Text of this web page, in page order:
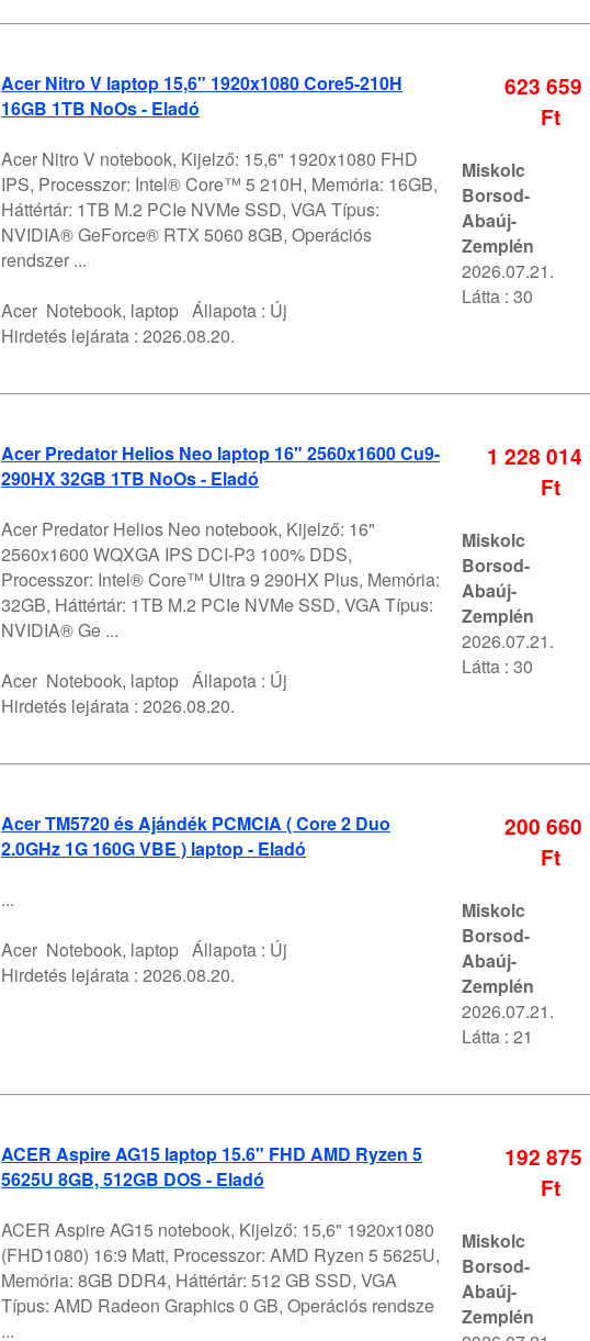
Acer Nitro V laptop 15,6" 1920x1080 Core5-210H
16GB 1TB NoOs - Eladó
Acer Nitro V notebook, Kijelző: 15,6" 1920x1080 FHD
IPS, Processzor: Intel® Core™ 5 210H, Memória: 16GB,
Háttértár: 1TB M.2 PCIe NVMe SSD, VGA Típus:
NVIDIA® GeForce® RTX 5060 8GB, Operációs
rendszer ...
Acer Notebook, laptop Állapota : Új
Hirdetés lejárata : 2026.08.20.
623 659
Ft
Miskolc
Borsod-
Abaúj-
Zemplén
2026.07.21.
Látta : 30
Acer Predator Helios Neo laptop 16" 2560x1600 Cu9-
290HX 32GB 1TB NoOs - Eladó
Acer Predator Helios Neo notebook, Kijelző: 16"
2560x1600 WQXGA IPS DCI-P3 100% DDS,
Processzor: Intel® Core™ Ultra 9 290HX Plus, Memória:
32GB, Háttértár: 1TB M.2 PCIe NVMe SSD, VGA Típus:
NVIDIA® Ge ...
Acer Notebook, laptop Állapota : Új
Hirdetés lejárata : 2026.08.20.
1 228 014
Ft
Miskolc
Borsod-
Abaúj-
Zemplén
2026.07.21.
Látta : 30
Acer TM5720 és Ajándék PCMCIA ( Core 2 Duo
2.0GHz 1G 160G VBE ) laptop - Eladó
...
Acer Notebook, laptop Állapota : Új
Hirdetés lejárata : 2026.08.20.
200 660
Ft
Miskolc
Borsod-
Abaúj-
Zemplén
2026.07.21.
Látta : 21
ACER Aspire AG15 laptop 15.6" FHD AMD Ryzen 5
5625U 8GB, 512GB DOS - Eladó
ACER Aspire AG15 notebook, Kijelző: 15,6" 1920x1080
(FHD1080) 16:9 Matt, Processzor: AMD Ryzen 5 5625U,
Memória: 8GB DDR4, Háttértár: 512 GB SSD, VGA
Típus: AMD Radeon Graphics 0 GB, Operációs rendsze
...
192 875
Ft
Miskolc
Borsod-
Abaúj-
Zemplén